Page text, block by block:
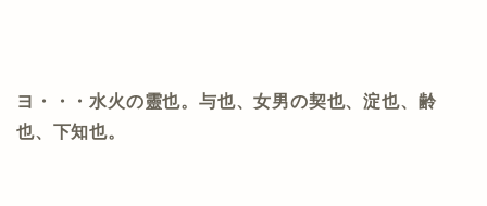
ヨ・・・水火の靈也。与也、女男の契也、淀也、齢
也、下知也。